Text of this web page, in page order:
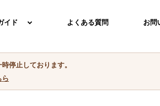
イド よくある質問 お問
停止しております。